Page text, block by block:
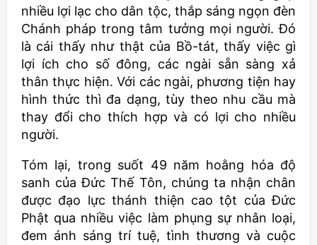
nhiều lợi lạc cho dân tộc, thắp sáng ngọn đèn
Chánh pháp trong tâm tưởng mọi người. Đó
là cái thấy như thật của Bồ-tát, thấy việc gì
lợi ích cho số đông, các ngài sẵn sàng xả
thân thực hiện. Với các ngài, phương tiện hay
hình thức thì đa dạng, tùy theo nhu cầu mà
thay đổi cho thích hợp và có lợi cho nhiều
người.
Tóm lại, trong suốt 49 năm hoằng hóa độ
sanh của Đức Thế Tôn, chúng ta nhận chân
được đạo lực thánh thiện cao tột của Đức
Phật qua nhiều việc làm phụng sự nhân loại,
đem ánh sáng trí tuệ, tình thương và cuộc